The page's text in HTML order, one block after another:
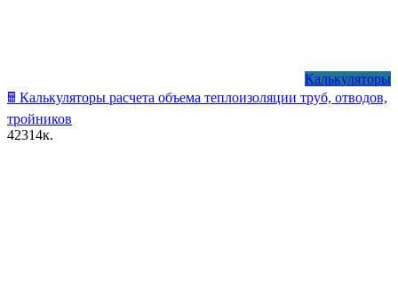
Калькуляторы
🖩 Калькуляторы расчета объема теплоизоляции труб, отводов,
тройников
42314к.